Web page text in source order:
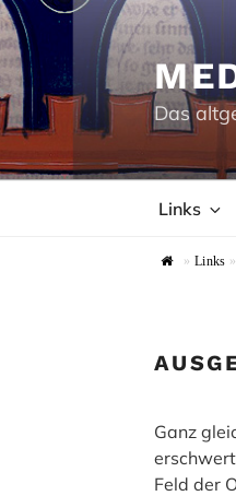
Das
Links
» Links »
Ganz
Feld der